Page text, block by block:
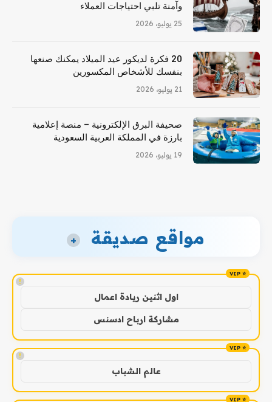
وآمنة تلبي احتياجات العملاء
25 يوليو، 2026
20 فكرة لديكور عيد الميلاد يمكنك صنعها
بنفسك للأشخاص المكسورين
21 يوليو، 2026
صحيفة البرق الإلكترونية – منصة إعلامية
بارزة في المملكة العربية السعودية
19 يوليو، 2026
مواقع صديقة +
!
اول اثنين ريادة اعمال
مشاركة ارباح ادسنس
!
عالم الشباب